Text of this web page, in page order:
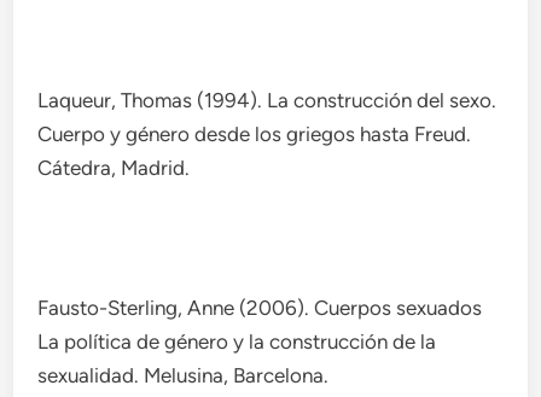
Laqueur, Thomas (1994). La construcción del sexo.
Cuerpo y género desde los griegos hasta Freud.
Cátedra, Madrid.
Fausto-Sterling, Anne (2006). Cuerpos sexuados
La política de género y la construcción de la
sexualidad. Melusina, Barcelona.